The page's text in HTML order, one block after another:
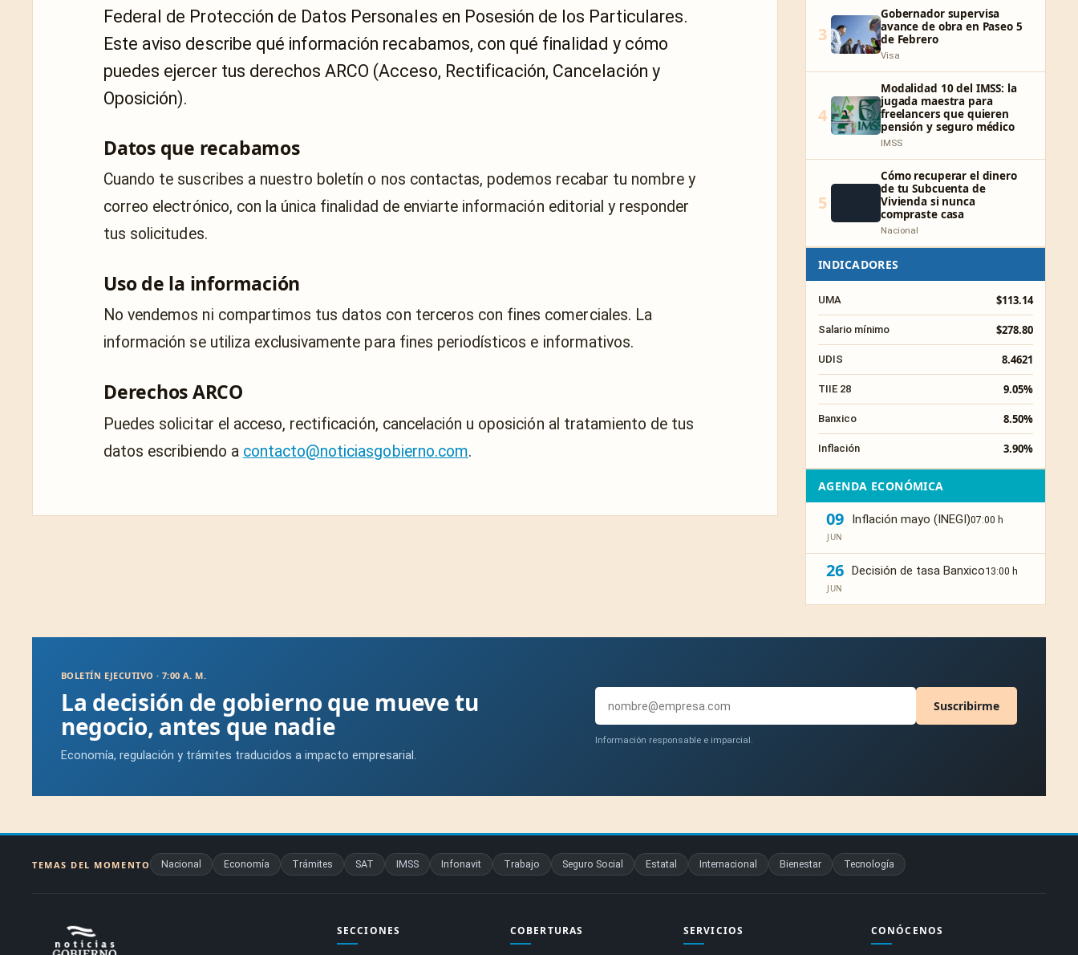
Federal de Protección de Datos Personales en Posesión de los Particulares.
Este aviso describe qué información recabamos, con qué finalidad y cómo
puedes ejercer tus derechos ARCO (Acceso, Rectificación, Cancelación y
Oposición).
Datos que recabamos
Cuando te suscribes a nuestro boletín o nos contactas, podemos recabar tu nombre y
correo electrónico, con la única finalidad de enviarte información editorial y responder
tus solicitudes.
Uso de la información
No vendemos ni compartimos tus datos con terceros con fines comerciales. La
información se utiliza exclusivamente para fines periodísticos e informativos.
Derechos ARCO
Puedes solicitar el acceso, rectificación, cancelación u oposición al tratamiento de tus
datos escribiendo a contacto@noticiasgobierno.com.
3
Gobernador supervisa
avance de obra en Paseo 5
de Febrero
Visa
4
Modalidad 10 del IMSS: la
jugada maestra para
freelancers que quieren
pensión y seguro médico
IMSS
5
Cómo recuperar el dinero
de tu Subcuenta de
Vivienda si nunca
compraste casa
Nacional
INDICADORES
UMA $113.14
Salario mínimo $278.80
UDIS 8.4621
TIIE 28 9.05%
Banxico 8.50%
Inflación 3.90%
AGENDA ECONÓMICA
09
JUN
Inflación mayo (INEGI)07:00 h
26
JUN
Decisión de tasa Banxico13:00 h
BOLETÍN EJECUTIVO · 7:00 A. M.
La decisión de gobierno que mueve tu
negocio, antes que nadie
Economía, regulación y trámites traducidos a impacto empresarial.
Suscribirme
Información responsable e imparcial.
TEMAS DEL MOMENTO Nacional Economía Trámites SAT IMSS Infonavit Trabajo Seguro Social Estatal Internacional Bienestar Tecnología
SECCIONES COBERTURAS SERVICIOS CONÓCENOS